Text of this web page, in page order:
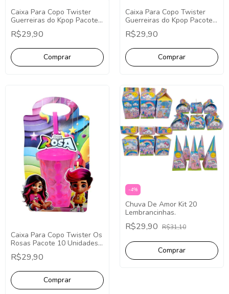
Caixa Para Copo Twister
Guerreiras do Kpop Pacote
10 Unidades Lembrancinha
Guerreiras do Kpop
R$29,90
Caixa Para Copo Twister
Guerreiras do Kpop Pacote
10 Unidades Lembrancinha
Guerreiras do Kpop
R$29,90
Caixa Para Copo Twister Os
Rosas Pacote 10 Unidades
Lembrancinha Os Rosas
desenho
R$29,90
-4%
Chuva De Amor Kit 20
Lembrancinhas.
R$29,90 R$31,10